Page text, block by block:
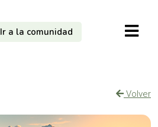
Ir a la comunidad
Volver